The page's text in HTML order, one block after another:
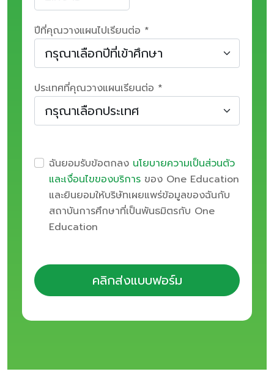
ปีที่คุณวางแผนไปเรียนต่อ *
ประเทศที่คุณวางแผนเรียนต่อ *
ฉันยอมรับข้อตกลง นโยบายความเป็นส่วนตัว
และเงื่อนไขของบริการ ของ One Education
และยินยอมให้บริษัทเผยแพร่ข้อมูลของฉันกับ
สถาบันการศึกษาที่เป็นพันธมิตรกับ One
Education
คลิกส่งแบบฟอร์ม